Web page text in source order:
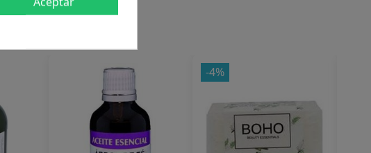
-4%